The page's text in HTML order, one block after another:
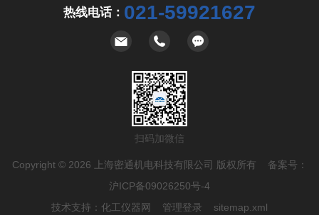
热线电话： 021-59921627
扫码加微信
Copyright © 2026 上海密通机电科技有限公司 版权所有 备案号：
沪ICP备09026250号-4
技术支持： 化工仪器网 管理登录 sitemap.xml